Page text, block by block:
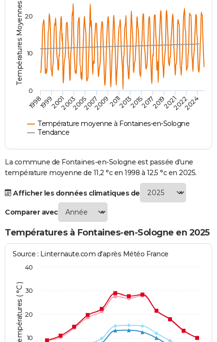
Destinations
City break
Voyage nature
Voyage de noces
Forum
Climat
PHOTO
GUIDES D'ACHAT
BONS PLANS
CARTE DE VOEUX
Carte de Noël
Carte Bonne année
Carte Saint-Valentin
Carte Pâques
Carte d'anniversaire
DICTIONNAIRE
Dictionnaire
Biographies
Citations
Expressions
Proverbes
PROGRAMME TV
COPAINS D'AVANT
S'inscrire
Se connecter
Lycées
Collèges
Primaires
Universités
Entreprises
Service militaire
Avis de recherche
AVIS DE DÉCÈS
FORUM
Températures Moyennes ( °C )
Température moyenne à Fontaines-en-Sologne
Tendance
199819992001200320052007200920112013201520172019202120222024
0
10
20
La commune de Fontaines-en-Sologne est passée d'une
température moyenne de 11,2 °c en 1998 à 12,5 °c en 2025.
Afficher les données climatiques de
Comparer avec
Températures à Fontaines-en-Sologne en 2025
Températures ( °C )
Source : Linternaute.com d'après Météo France
10
20
30
40